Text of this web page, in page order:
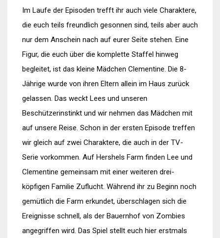
Im Laufe der Episoden trefft ihr auch viele Charaktere,
die euch teils freundlich gesonnen sind, teils aber auch
nur dem Anschein nach auf eurer Seite stehen. Eine
Figur, die euch über die komplette Staffel hinweg
begleitet, ist das kleine Mädchen Clementine. Die 8-
Jährige wurde von ihren Eltern allein im Haus zurück
gelassen. Das weckt Lees und unseren
Beschützerinstinkt und wir nehmen das Mädchen mit
auf unsere Reise. Schon in der ersten Episode treffen
wir gleich auf zwei Charaktere, die auch in der TV-
Serie vorkommen. Auf Hershels Farm finden Lee und
Clementine gemeinsam mit einer weiteren drei-
köpfigen Familie Zuflucht. Während ihr zu Beginn noch
gemütlich die Farm erkundet, überschlagen sich die
Ereignisse schnell, als der Bauernhof von Zombies
angegriffen wird. Das Spiel stellt euch hier erstmals